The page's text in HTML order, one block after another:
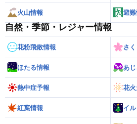
火山情報 避
自然・季節・レジャー情報
花粉飛散情報 さ
ほたる情報 あ
熱中症予報 花
紅葉情報 イ